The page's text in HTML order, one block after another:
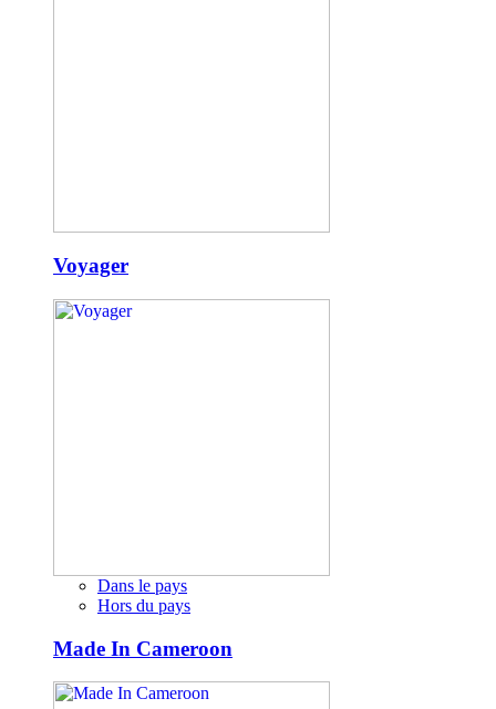
Voyager
Dans le pays
Hors du pays
Made In Cameroon